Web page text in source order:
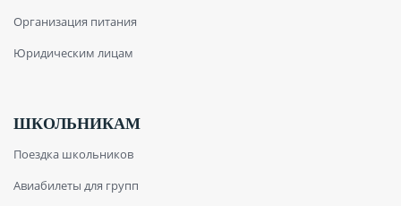
Организация питания
Юридическим лицам
ШКОЛЬНИКАМ
Поездка школьников
Авиабилеты для групп